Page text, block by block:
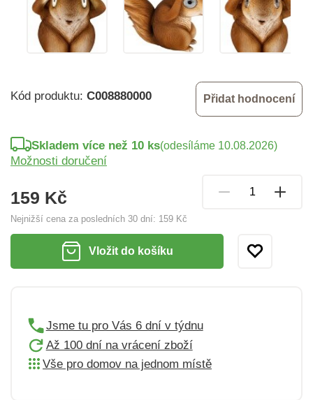
Kód produktu: C008880000 Přidat hodnocení
159 Kč
Nejnižší cena za posledních 30 dní: 159 Kč
Skladem více než 10 ks(odesíláme 10.08.2026)
Možnosti doručení
Vložit do košíku
Jsme tu pro Vás 6 dní v týdnu
Až 100 dní na vrácení zboží
Vše pro domov na jednom místě